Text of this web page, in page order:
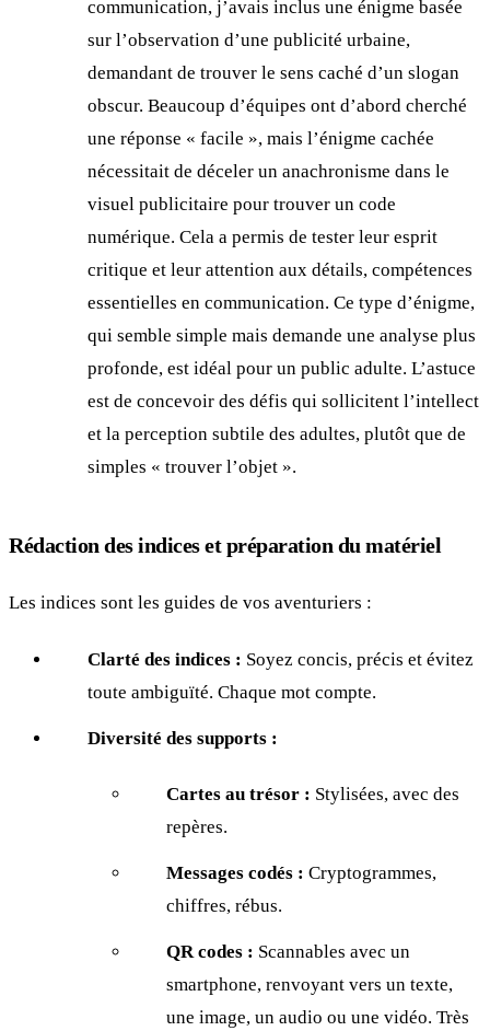
communication, j’avais inclus une énigme basée
sur l’observation d’une publicité urbaine,
demandant de trouver le sens caché d’un slogan
obscur. Beaucoup d’équipes ont d’abord cherché
une réponse « facile », mais l’énigme cachée
nécessitait de déceler un anachronisme dans le
visuel publicitaire pour trouver un code
numérique. Cela a permis de tester leur esprit
critique et leur attention aux détails, compétences
essentielles en communication. Ce type d’énigme,
qui semble simple mais demande une analyse plus
profonde, est idéal pour un public adulte. L’astuce
est de concevoir des défis qui sollicitent l’intellect
et la perception subtile des adultes, plutôt que de
simples « trouver l’objet ».
Rédaction des indices et préparation du matériel
Les indices sont les guides de vos aventuriers :
Clarté des indices : Soyez concis, précis et évitez
toute ambiguïté. Chaque mot compte.
Diversité des supports :
Cartes au trésor : Stylisées, avec des
repères.
Messages codés : Cryptogrammes,
chiffres, rébus.
QR codes : Scannables avec un
smartphone, renvoyant vers un texte,
une image, un audio ou une vidéo. Très